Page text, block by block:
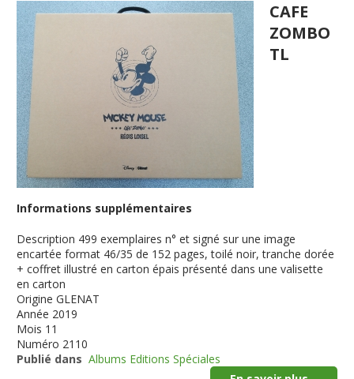
CAFE
ZOMBO
TL
Informations supplémentaires
Description 499 exemplaires n° et signé sur une image
encartée format 46/35 de 152 pages, toilé noir, tranche dorée
+ coffret illustré en carton épais présenté dans une valisette
en carton
Origine GLENAT
Année 2019
Mois 11
Numéro 2110
Publié dans Albums Editions Spéciales